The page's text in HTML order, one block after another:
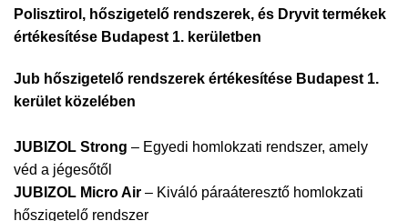
Polisztirol, hőszigetelő rendszerek, és Dryvit termékek
értékesítése Budapest 1. kerületben
Jub hőszigetelő rendszerek értékesítése Budapest 1.
kerület közelében
JUBIZOL Strong – Egyedi homlokzati rendszer, amely
véd a jégesőtől
JUBIZOL Micro Air – Kiváló páraáteresztő homlokzati
hőszigetelő rendszer